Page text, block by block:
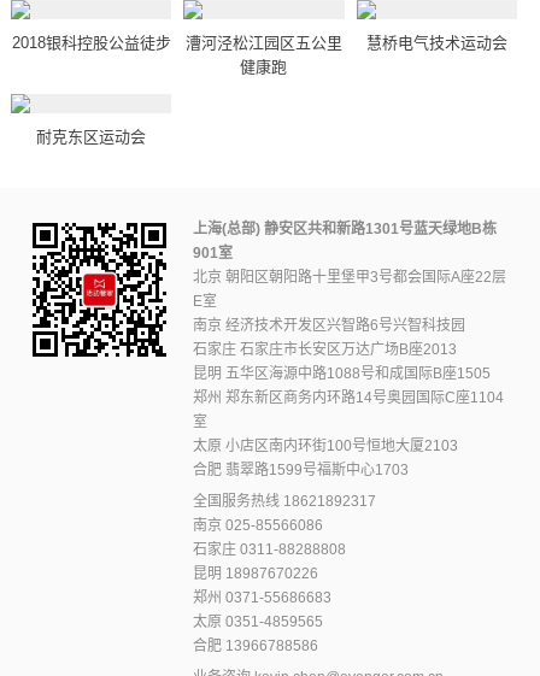
2018银科控股公益徒步
漕河泾松江园区五公里
健康跑
慧桥电气技术运动会
耐克东区运动会
上海(总部) 静安区共和新路1301号蓝天绿地B栋
901室
北京 朝阳区朝阳路十里堡甲3号都会国际A座22层
E室
南京 经济技术开发区兴智路6号兴智科技园
石家庄 石家庄市长安区万达广场B座2013
昆明 五华区海源中路1088号和成国际B座1505
郑州 郑东新区商务内环路14号奥园国际C座1104
室
太原 小店区南内环街100号恒地大厦2103
合肥 翡翠路1599号福斯中心1703
全国服务热线 18621892317
南京 025-85566086
石家庄 0311-88288808
昆明 18987670226
郑州 0371-55686683
太原 0351-4859565
合肥 13966788586